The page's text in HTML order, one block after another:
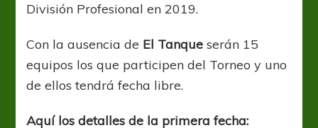
División Profesional en 2019.
Con la ausencia de El Tanque serán 15
equipos los que participen del Torneo y uno
de ellos tendrá fecha libre.
Aquí los detalles de la primera fecha: